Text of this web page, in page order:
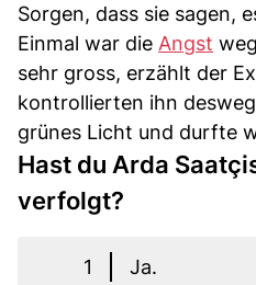
Sorgen, dass sie sagen,
Einmal war die Angst
sehr gross, erzählt der
kontrollierten ihn
grünes Licht und durfte
Hast du Arda
verfolgt?
1 Ja.